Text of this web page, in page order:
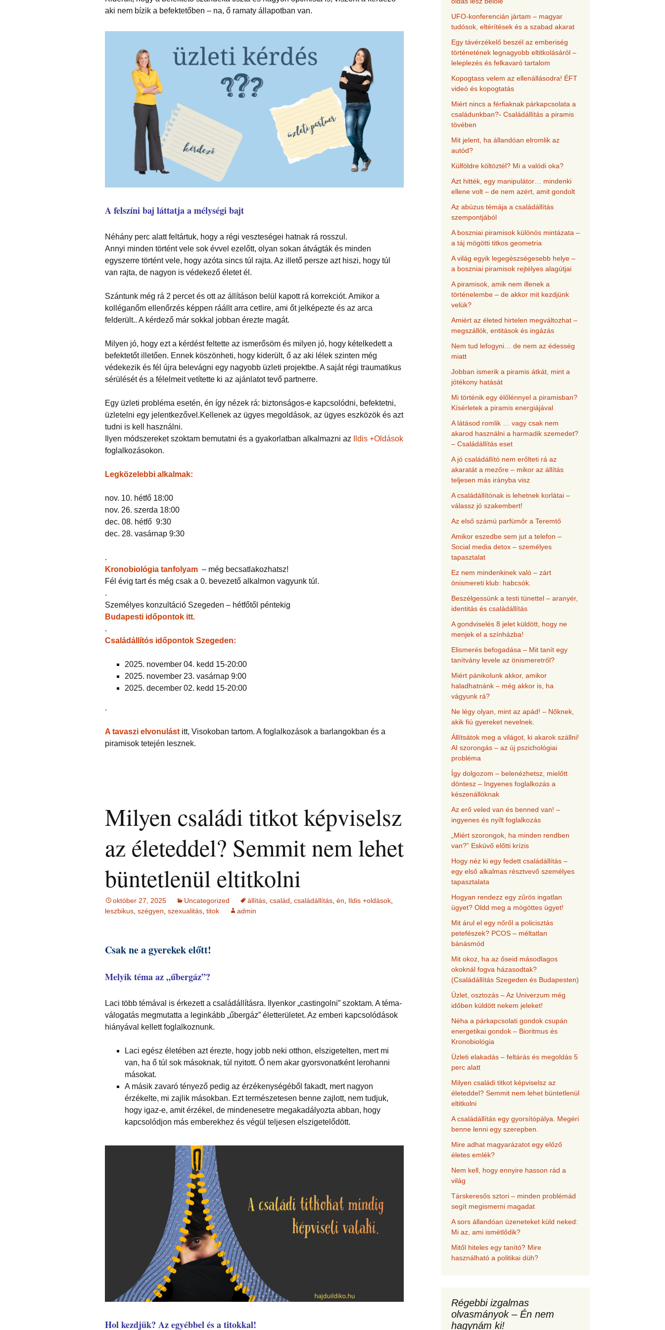
foglalkozások
aki nem bízik a befektetőben – na, ő ramaty állapotban van.
A felszíni baj láttatja a mélységi bajt
Néhány perc alatt feltártuk, hogy a régi veszteségei hatnak rá rosszul.
Annyi minden történt vele sok évvel ezelőtt, olyan sokan átvágták és minden
egyszerre történt vele, hogy azóta sincs túl rajta. Az illető persze azt hiszi, hogy túl
van rajta, de nagyon is védekező életet él.
Szántunk még rá 2 percet és ott az állításon belül kapott rá korrekciót. Amikor a
kolléganőm ellenőrzés képpen ráállt arra cetlire, ami őt jelképezte és az arca
felderült.. A kérdező már sokkal jobban érezte magát.
Milyen jó, hogy ezt a kérdést feltette az ismerősöm és milyen jó, hogy kételkedett a
befektetőt illetően. Ennek köszönheti, hogy kiderült, ő az aki lélek szinten még
védekezik és fél újra belevágni egy nagyobb üzleti projektbe. A saját régi traumatikus
sérülését és a félelmeit vetítette ki az ajánlatot tevő partnerre.
Egy üzleti probléma esetén, én így nézek rá: biztonságos-e kapcsolódni, befektetni,
üzletelni egy jelentkezővel.Kellenek az ügyes megoldások, az ügyes eszközök és azt
tudni is kell használni.
Ilyen módszereket szoktam bemutatni és a gyakorlatban alkalmazni az Ildis +Oldások
foglalkozásokon.
Legközelebbi alkalmak:
nov. 10. hétfő 18:00
nov. 26. szerda 18:00
dec. 08. hétfő 9:30
dec. 28. vasárnap 9:30
.
Kronobiológia tanfolyam – még becsatlakozhatsz!
Fél évig tart és még csak a 0. bevezető alkalmon vagyunk túl.
.
Személyes konzultáció Szegeden – hétfőtől péntekig
Budapesti időpontok itt.
.
Családállítós időpontok Szegeden:
2025. november 04. kedd 15-20:00
2025. november 23. vasárnap 9:00
2025. december 02. kedd 15-20:00
.
A tavaszi elvonulást itt, Visokoban tartom. A foglalkozások a barlangokban és a
piramisok tetején lesznek.
Milyen családi titkot képviselsz
az életeddel? Semmit nem lehet
büntetlenül eltitkolni
október 27, 2025 Uncategorized állítás család családállítás én Ildis +oldások
leszbikus szégyen szexualitás titok admin
Csak ne a gyerekek előtt!
Melyik téma az „űbergáz”?
Laci több témával is érkezett a családállításra. Ilyenkor „castingolni” szoktam. A téma-
válogatás megmutatta a leginkább „űbergáz” életterületet. Az emberi kapcsolódások
hiányával kellett foglalkoznunk.
Laci egész életében azt érezte, hogy jobb neki otthon, elszigetelten, mert mi
van, ha ő túl sok másoknak, túl nyitott. Ő nem akar gyorsvonatként lerohanni
másokat.
A másik zavaró tényező pedig az érzékenységéből fakadt, mert nagyon
érzékelte, mi zajlik másokban. Ezt természetesen benne zajlott, nem tudjuk,
hogy igaz-e, amit érzékel, de mindenesetre megakadályozta abban, hogy
kapcsolódjon más emberekhez és végül teljesen elszigetelődött.
Hol kezdjük? Az egyébbel és a titokkal!
UFO-konferencián jártam – magyar
tudósok, eltérítések és a szabad akarat
Egy távérzékelő beszél az emberiség
történetének legnagyobb eltitkolásáról –
leleplezés és felkavaró tartalom
Kopogtass velem az ellenállásodra! ÉFT
videó és kopogtatás
Miért nincs a férfiaknak párkapcsolata a
családunkban?- Családállítás a piramis
tövében
Mit jelent, ha állandóan elromlik az
autód?
Külföldre költöztél? Mi a valódi oka?
Azt hitték, egy manipulátor… mindenki
ellene volt – de nem azért, amit gondolt
Az abúzus témája a családállítás
szempontjából
A boszniai piramisok különös mintázata –
a táj mögötti titkos geometria
A világ egyik legegészségesebb helye –
a boszniai piramisok rejtélyes alagútjai
A piramisok, amik nem illenek a
történelembe – de akkor mit kezdjünk
velük?
Amiért az életed hirtelen megváltozhat –
megszállók, entitások és ingázás
Nem tud lefogyni… de nem az édesség
miatt
Jobban ismerik a piramis átkát, mint a
jótékony hatását
Mi történik egy élőlénnyel a piramisban?
Kísérletek a piramis energiájával
A látásod romlik … vagy csak nem
akarod használni a harmadik szemedet?
– Családállítás eset
A jó családállító nem erőlteti rá az
akaratát a mezőre – mikor az állítás
teljesen más irányba visz
A családállítónak is lehetnek korlátai –
válassz jó szakembert!
Az első számú parfümőr a Teremtő
Amikor eszedbe sem jut a telefon –
Social media detox – személyes
tapasztalat
Ez nem mindenkinek való – zárt
önismereti klub: habcsók.
Beszélgessünk a testi tünettel – aranyér,
identitás és családállítás
A gondviselés 8 jelet küldött, hogy ne
menjek el a színházba!
Elismerés befogadása – Mit tanít egy
tanítvány levele az önismeretről?
Miért pánikolunk akkor, amikor
haladhatnánk – még akkor is, ha
vágyunk rá?
Ne légy olyan, mint az apád! – Nőknek,
akik fiú gyereket nevelnek.
Állítsátok meg a világot, ki akarok szállni!
AI szorongás – az új pszichológiai
probléma
Így dolgozom – belenézhetsz, mielőtt
döntesz – Ingyenes foglalkozás a
készenállóknak
Az erő veled van és benned van! –
ingyenes és nyílt foglalkozás
„Miért szorongok, ha minden rendben
van?” Esküvő előtti krízis
Hogy néz ki egy fedett családállítás –
egy első alkalmas résztvevő személyes
tapasztalata
Hogyan rendezz egy zűrös ingatlan
ügyet? Oldd meg a mögöttes ügyet!
Mit árul el egy nőről a policisztás
petefészek? PCOS – méltatlan
bánásmód
Mit okoz, ha az őseid másodlagos
okoknál fogva házasodtak?
(Családállítás Szegeden és Budapesten)
Üzlet, osztozás – Az Univerzum még
időben küldött nekem jeleket!
Néha a párkapcsolati gondok csupán
energetikai gondok – Bioritmus és
Kronobiológia
Üzleti elakadás – feltárás és megoldás 5
perc alatt
Milyen családi titkot képviselsz az
életeddel? Semmit nem lehet büntetlenül
eltitkolni
A családállítás egy gyorsítópálya. Megéri
benne lenni egy szerepben.
Mire adhat magyarázatot egy előző
életes emlék?
Nem kell, hogy ennyire hasson rád a
világ
Társkeresős sztori – minden problémád
segít megismerni magadat
A sors állandóan üzeneteket küld neked:
Mi az, ami ismétlődik?
Mitől hiteles egy tanító? Mire
használható a politikai düh?
Régebbi izgalmas
olvasmányok – Én nem
hagynám ki!